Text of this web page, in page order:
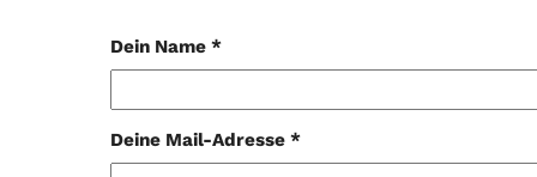
Dein Name *
Deine Mail-Adresse *